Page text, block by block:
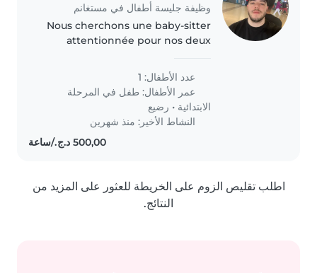
وظيفة جليسة أطفال في مستغانم
Nous cherchons une baby-sitter
attentionnée pour nos deux
Nos enfants sont intelligents,
sportifs et créatifs. Nous
préférons une baby-sitter qui
peut..
عدد الأطفال: 1
عمر الأطفال: طفل في المرحلة
الابتدائية • رضيع
النشاط الأخير: منذ شهرين
اطلب تقليص الزوم على الخريطة للعثور على المزيد من
النتائج.